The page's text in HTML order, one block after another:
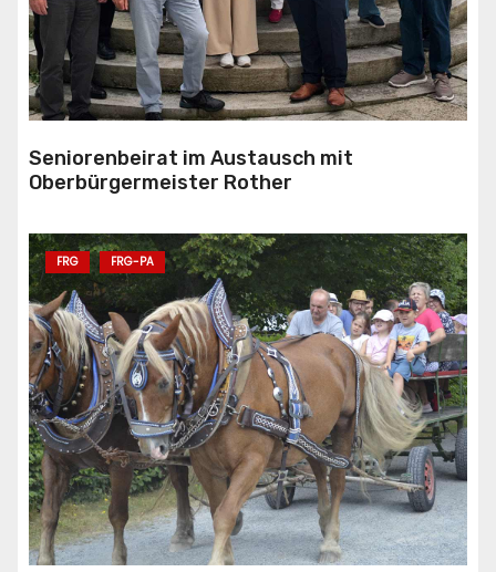
Seniorenbeirat im Austausch mit
Oberbürgermeister Rother
FRG FRG-PA